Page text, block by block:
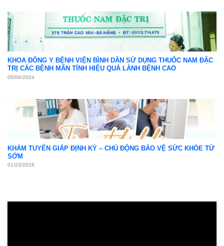
KHOA ĐÔNG Y BỆNH VIỆN BÌNH DÂN SỬ DỤNG THUỐC NAM ĐẶC
TRỊ CÁC BỆNH MÃN TÍNH HIỆU QUẢ LÀNH BỆNH CAO
05/06/2024
KHÁM TUYẾN GIÁP ĐỊNH KỲ – CHỦ ĐỘNG BẢO VỆ SỨC KHỎE TỪ
SỚM
01/23/2026